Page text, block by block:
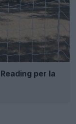
per la